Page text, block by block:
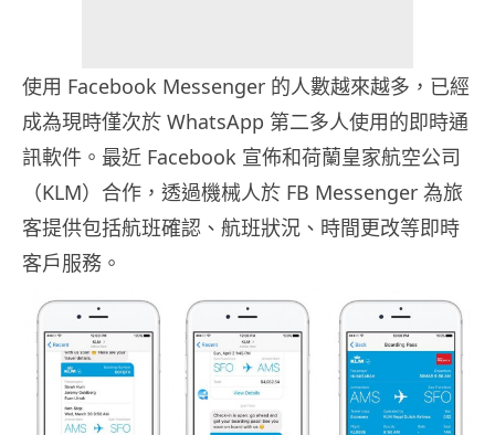
使用 Facebook Messenger 的人數越來越多，已經
成為現時僅次於 WhatsApp 第二多人使用的即時通
訊軟件。最近 Facebook 宣佈和荷蘭皇家航空公司
（KLM）合作，透過機械人於 FB Messenger 為旅
客提供包括航班確認、航班狀況、時間更改等即時
客戶服務。